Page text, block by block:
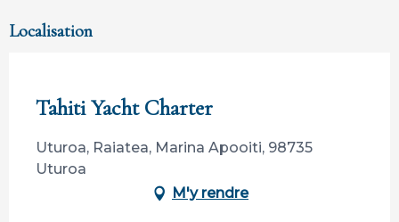
Localisation
Tahiti Yacht Charter
Uturoa, Raiatea, Marina Apooiti, 98735
Uturoa
M'y rendre